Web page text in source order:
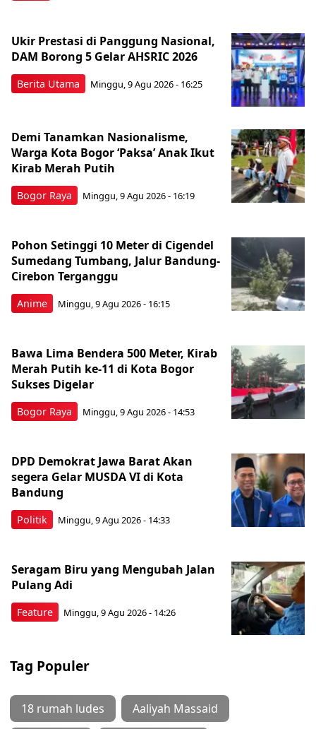
Berita Utama
Ukir Prestasi di Panggung Nasional,
DAM Borong 5 Gelar AHSRIC 2026
Minggu, 9 Agu 2026 - 16:25
Bogor Raya
Demi Tanamkan Nasionalisme,
Warga Kota Bogor ‘Paksa’ Anak Ikut
Kirab Merah Putih
Minggu, 9 Agu 2026 - 16:19
Anime
Pohon Setinggi 10 Meter di Cigendel
Sumedang Tumbang, Jalur Bandung-
Cirebon Terganggu
Minggu, 9 Agu 2026 - 16:15
Bogor Raya
Bawa Lima Bendera 500 Meter, Kirab
Merah Putih ke-11 di Kota Bogor
Sukses Digelar
Minggu, 9 Agu 2026 - 14:53
Politik
DPD Demokrat Jawa Barat Akan
segera Gelar MUSDA VI di Kota
Bandung
Minggu, 9 Agu 2026 - 14:33
Feature
Seragam Biru yang Mengubah Jalan
Pulang Adi
Minggu, 9 Agu 2026 - 14:26
Tag Populer
18 rumah ludes Aaliyah Massaid